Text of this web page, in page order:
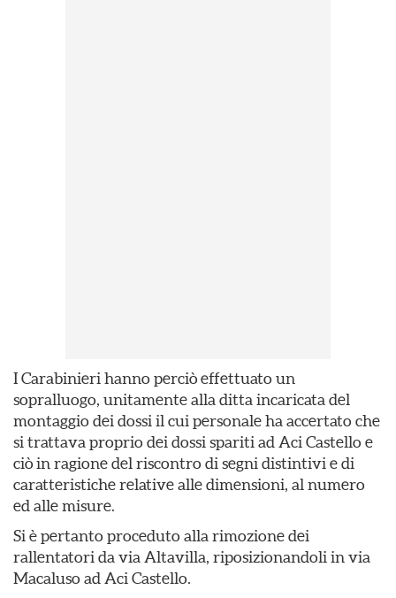
I Carabinieri hanno perciò effettuato un
sopralluogo, unitamente alla ditta incaricata del
montaggio dei dossi il cui personale ha accertato che
si trattava proprio dei dossi spariti ad Aci Castello e
ciò in ragione del riscontro di segni distintivi e di
caratteristiche relative alle dimensioni, al numero
ed alle misure.
Si è pertanto proceduto alla rimozione dei
rallentatori da via Altavilla, riposizionandoli in via
Macaluso ad Aci Castello.